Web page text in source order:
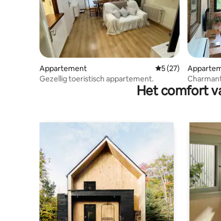
Appartement Gemiddelde
5 (27)
Gezellig toeristisch appartement.
Empordà
Het comfort